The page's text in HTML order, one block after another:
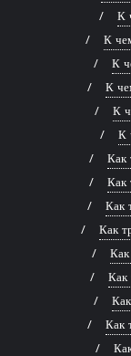
К
К
К
К
К
К
Как
Как
Как
Как
Как
Как
Как